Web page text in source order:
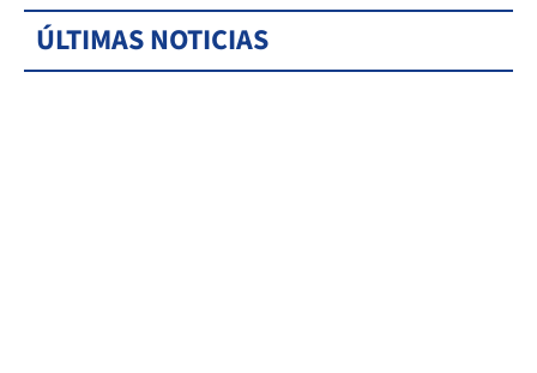
ÚLTIMAS NOTICIAS